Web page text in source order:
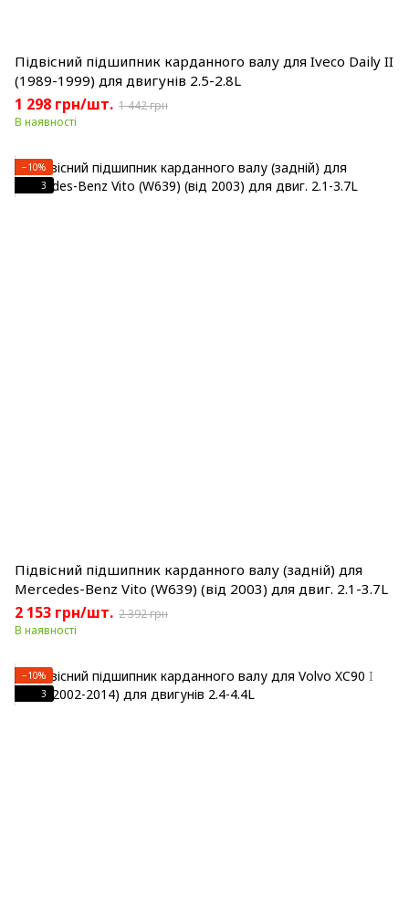
Підвісний підшипник карданного валу для Iveco Daily II
(1989-1999) для двигунів 2.5-2.8L
1 298 грн/шт. 1 442 грн
В наявності
−10%
3
Підвісний підшипник карданного валу (задній) для
Mercedes-Benz Vito (W639) (від 2003) для двиг. 2.1-3.7L
2 153 грн/шт. 2 392 грн
В наявності
−10%
3